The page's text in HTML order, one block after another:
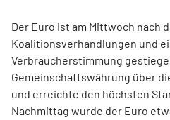
Der Euro ist am Mittwoch nach
Koalitionsverhandlungen und
Verbraucherstimmung
Gemeinschaftswährung über
und erreichte den höchsten
Nachmittag wurde der Euro